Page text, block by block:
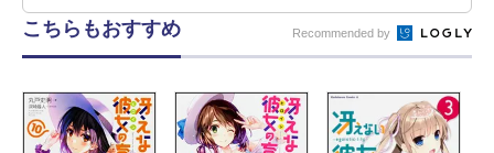
こちらもおすすめ Recommended by